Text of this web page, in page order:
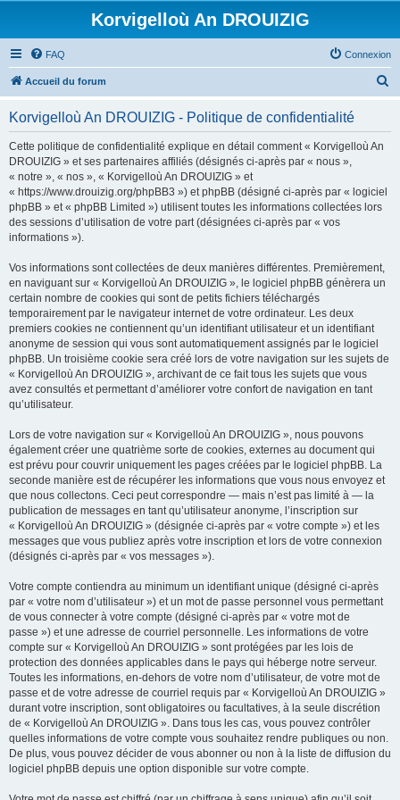
Korvigelloù An DROUIZIG
FAQ Connexion
Accueil du forum
Korvigelloù An DROUIZIG - Politique de confidentialité
Cette politique de confidentialité explique en détail comment « Korvigelloù An
DROUIZIG » et ses partenaires affiliés (désignés ci-après par « nous »,
« notre », « nos », « Korvigelloù An DROUIZIG » et
« https://www.drouizig.org/phpBB3 ») et phpBB (désigné ci-après par « logiciel
phpBB » et « phpBB Limited ») utilisent toutes les informations collectées lors
des sessions d’utilisation de votre part (désignées ci-après par « vos
informations »).
Vos informations sont collectées de deux manières différentes. Premièrement,
en naviguant sur « Korvigelloù An DROUIZIG », le logiciel phpBB génèrera un
certain nombre de cookies qui sont de petits fichiers téléchargés
temporairement par le navigateur internet de votre ordinateur. Les deux
premiers cookies ne contiennent qu’un identifiant utilisateur et un identifiant
anonyme de session qui vous sont automatiquement assignés par le logiciel
phpBB. Un troisième cookie sera créé lors de votre navigation sur les sujets de
« Korvigelloù An DROUIZIG », archivant de ce fait tous les sujets que vous
avez consultés et permettant d’améliorer votre confort de navigation en tant
qu’utilisateur.
Lors de votre navigation sur « Korvigelloù An DROUIZIG », nous pouvons
également créer une quatrième sorte de cookies, externes au document qui
est prévu pour couvrir uniquement les pages créées par le logiciel phpBB. La
seconde manière est de récupérer les informations que vous nous envoyez et
que nous collectons. Ceci peut correspondre — mais n’est pas limité à — la
publication de messages en tant qu’utilisateur anonyme, l’inscription sur
« Korvigelloù An DROUIZIG » (désignée ci-après par « votre compte ») et les
messages que vous publiez après votre inscription et lors de votre connexion
(désignés ci-après par « vos messages »).
Votre compte contiendra au minimum un identifiant unique (désigné ci-après
par « votre nom d’utilisateur ») et un mot de passe personnel vous permettant
de vous connecter à votre compte (désigné ci-après par « votre mot de
passe ») et une adresse de courriel personnelle. Les informations de votre
compte sur « Korvigelloù An DROUIZIG » sont protégées par les lois de
protection des données applicables dans le pays qui héberge notre serveur.
Toutes les informations, en-dehors de votre nom d’utilisateur, de votre mot de
passe et de votre adresse de courriel requis par « Korvigelloù An DROUIZIG »
durant votre inscription, sont obligatoires ou facultatives, à la seule discrétion
de « Korvigelloù An DROUIZIG ». Dans tous les cas, vous pouvez contrôler
quelles informations de votre compte vous souhaitez rendre publiques ou non.
De plus, vous pouvez décider de vous abonner ou non à la liste de diffusion du
logiciel phpBB depuis une option disponible sur votre compte.